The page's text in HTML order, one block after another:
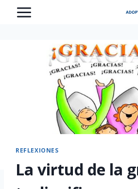
Saltar
REFLEXIONES
La virtud de la